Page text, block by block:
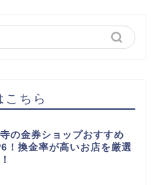
ちら
の金券ショップおすすめ
！換金率が高いお店を厳選